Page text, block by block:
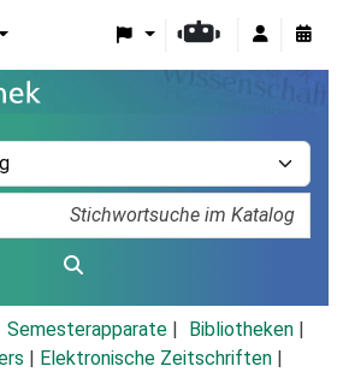
Semesterapparate
Bibliotheken
Elektronische Zeitschriften